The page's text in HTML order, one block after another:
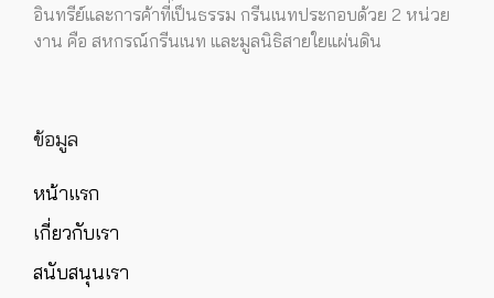
อินทรีย์และการค้าที่เป็นธรรม กรีนเนทประกอบด้วย 2 หน่วย
งาน คือ สหกรณ์กรีนเนท และมูลนิธิสายใยแผ่นดิน
ข้อมูล
หน้าแรก
เกี่ยวกับเรา
สนับสนุนเรา